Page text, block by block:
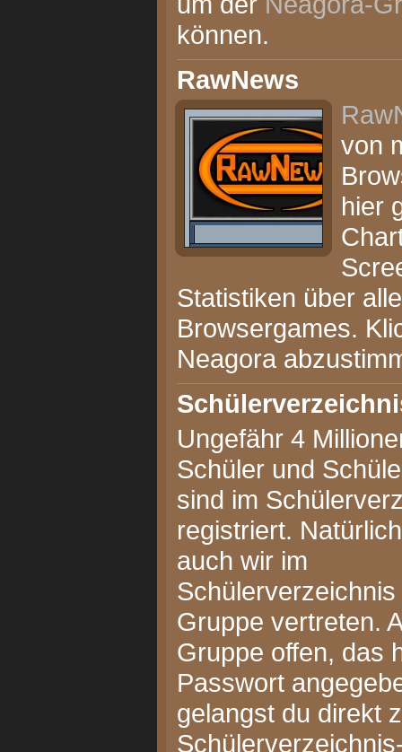
können.
RawNews
von
hier
Statistiken über
Browsergames.
Neagora
Ungefähr 4
Schüler und
sind im
registriert.
auch wir im
Schülerverzeichnis
Gruppe vertreten.
Gruppe offen, das
Passwort
gelangst du direkt